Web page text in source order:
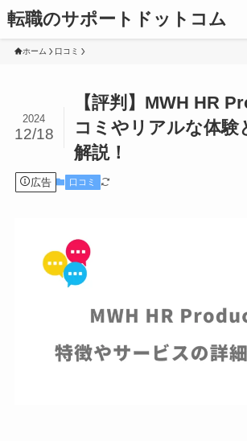
転職のサポートドットコム
ホーム 口コミ
【評判】MWH HR
コミやリアルな体験
解説！
2024
12/18
広告 口コミ